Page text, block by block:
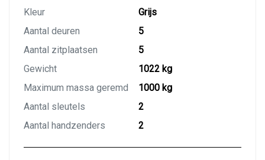
Kleur
Grijs
Aantal deuren
5
Aantal zitplaatsen
5
Gewicht
1022 kg
Maximum massa geremd
1000 kg
Aantal sleutels
2
Aantal handzenders
2